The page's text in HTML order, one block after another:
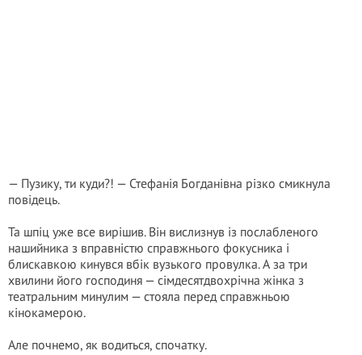
— Пузику, ти куди?! — Стефанія Богданівна різко смикнула
повідець.
Та шпіц уже все вирішив. Він вислизнув із послабленого
нашийника з вправністю справжнього фокусника і
блискавкою кинувся вбік вузького провулка. А за три
хвилини його господиня — сімдесятдвохрічна жінка з
театральним минулим — стояла перед справжньою
кінокамерою.
Але почнемо, як водиться, спочатку.